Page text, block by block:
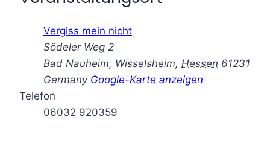
Vergiss mein nicht
Södeler Weg 2
Bad Nauheim, Wisselsheim, Hessen 61231
Germany Google-Karte anzeigen
Telefon
06032 920359